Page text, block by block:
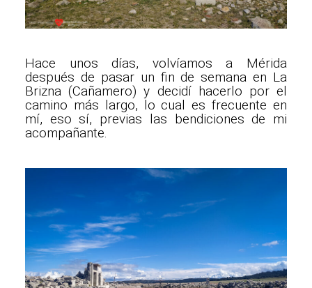
Hace unos días, volvíamos a Mérida
después de pasar un fin de semana en La
Brizna (Cañamero) y decidí hacerlo por el
camino más largo, lo cual es frecuente en
mí, eso sí, previas las bendiciones de mi
acompañante.